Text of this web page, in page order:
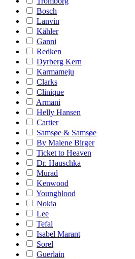
Bosch
Lanvin
Kähler
Ganni
Redken
Dyrberg Kern
Karmameju
Clarks
Clinique
Armani
Helly Hansen
Cartier
Samsøe & Samsøe
By Malene Birger
Ticket to Heaven
Dr. Hauschka
Murad
Kenwood
Youngblood
Nokia
Lee
Tefal
Isabel Marant
Sorel
Guerlain